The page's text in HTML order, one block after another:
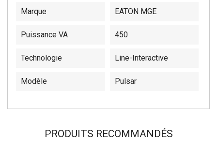
Marque EATON MGE
Puissance VA 450
Technologie Line-Interactive
Modèle Pulsar
PRODUITS RECOMMANDÉS